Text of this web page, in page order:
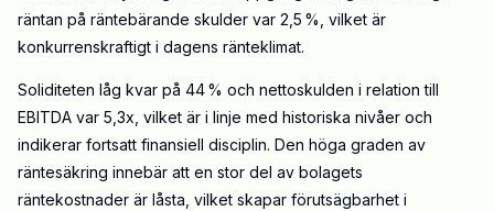
räntan på räntebärande skulder var 2,5 %, vilket är
konkurrenskraftigt i dagens ränteklimat.
Soliditeten låg kvar på 44 % och nettoskulden i relation till
EBITDA var 5,3x, vilket är i linje med historiska nivåer och
indikerar fortsatt finansiell disciplin. Den höga graden av
räntesäkring innebär att en stor del av bolagets
räntekostnader är låsta, vilket skapar förutsägbarhet i